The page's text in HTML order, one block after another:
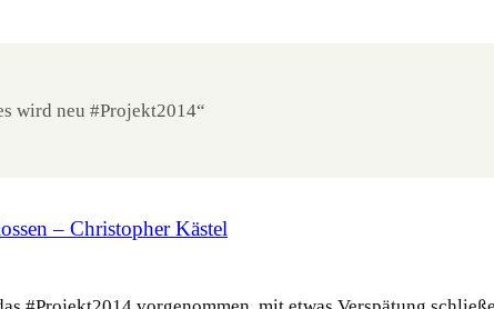
wird neu #Projekt2014“
– Christopher Kästel